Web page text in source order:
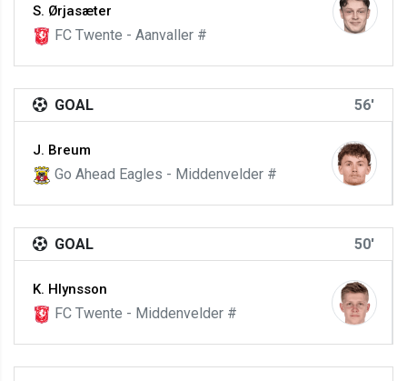
S. Ørjasæter
FC Twente - Aanvaller #
GOAL 56'
J. Breum
Go Ahead Eagles - Middenvelder #
GOAL 50'
K. Hlynsson
FC Twente - Middenvelder #